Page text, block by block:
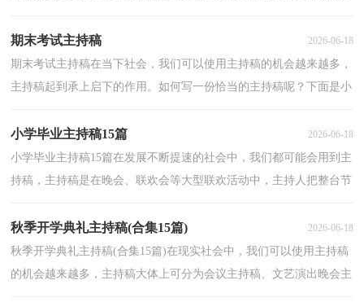
期末考试主持稿 2026-06-18
期末考试主持稿在当下社会，我们可以使用主持稿的机会越来越多，
主持稿起到承上启下的作用。如何写一份恰当的主持稿呢？下面是小
小学毕业主持稿15篇 2026-06-18
小学毕业主持稿15篇在发展不断提速的社会中，我们都可能会用到主
持稿，主持稿是在晚会、联欢会等大型联欢活动中，主持人把整台节
秋季开学典礼主持稿(合集15篇) 2026-06-18
秋季开学典礼主持稿(合集15篇)在现实社会中，我们可以使用主持稿
的机会越来越多，主持稿大体上可分为会议主持稿、文艺演出晚会主